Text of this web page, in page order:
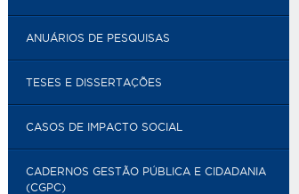
ANUÁRIOS DE PESQUISAS
TESES E DISSERTAÇÕES
CASOS DE IMPACTO SOCIAL
CADERNOS GESTÃO PÚBLICA E CIDADANIA
(CGPC)